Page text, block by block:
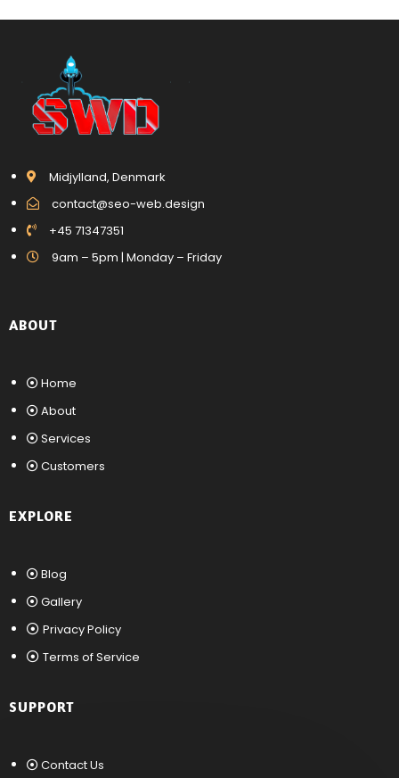
Midjylland, Denmark
contact@seo-web.design
+45 71347351
9am – 5pm | Monday – Friday
ABOUT
Home
About
Services
Customers
EXPLORE
Blog
Gallery
Privacy Policy
Terms of Service
SUPPORT
Contact Us